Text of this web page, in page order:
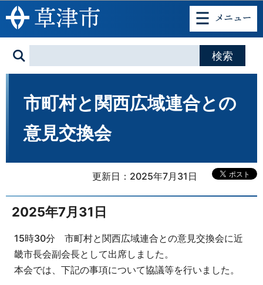
このページの本文へ移動
市町村と関西広域連合との
意見交換会
更新日：2025年7月31日
2025年7月31日
15時30分 市町村と関西広域連合との意見交換会に近
畿市長会副会長として出席しました。
本会では、下記の事項について協議等を行いました。